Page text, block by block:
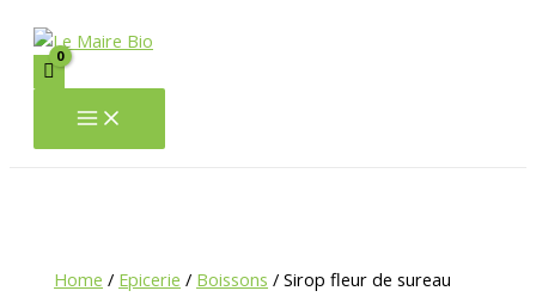
contenu
Home / Epicerie / Boissons / Sirop fleur de sureau
fleur
de
sureau
quantity